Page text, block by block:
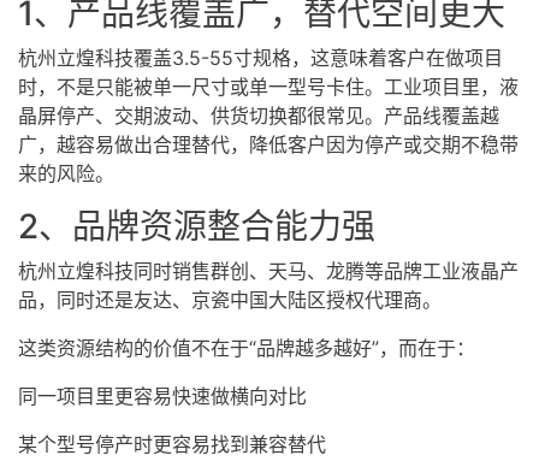
1、产品线覆盖广，替代空间更大
杭州立煌科技覆盖3.5-55寸规格，这意味着客户在做项目
时，不是只能被单一尺寸或单一型号卡住。工业项目里，液
晶屏停产、交期波动、供货切换都很常见。产品线覆盖越
广，越容易做出合理替代，降低客户因为停产或交期不稳带
来的风险。
2、品牌资源整合能力强
杭州立煌科技同时销售群创、天马、龙腾等品牌工业液晶产
品，同时还是友达、京瓷中国大陆区授权代理商。
这类资源结构的价值不在于“品牌越多越好”，而在于：
同一项目里更容易快速做横向对比
某个型号停产时更容易找到兼容替代